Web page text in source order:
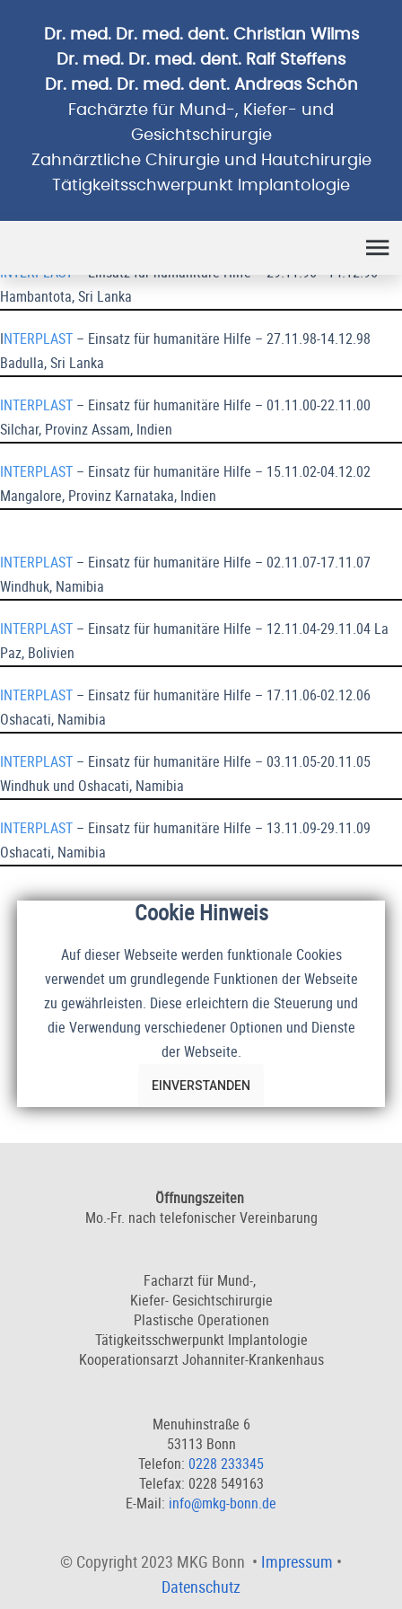
Dr. med. Dr. med. dent. Christian Wilms
Dr. med. Dr. med. dent. Ralf Steffens
Dr. med. Dr. med. dent. Andreas Schön
Fachärzte für Mund-, Kiefer- und
Gesichtschirurgie
Zahnärztliche Chirurgie und Hautchirurgie
Tätigkeitsschwerpunkt Implantologie
INTERPLAST
– Einsatz für humanitäre Hilfe – 29.11.96 - 14.12.96
Hambantota, Sri Lanka
INTERPLAST – Einsatz für humanitäre Hilfe – 27.11.98-14.12.98
Badulla, Sri Lanka
INTERPLAST – Einsatz für humanitäre Hilfe – 01.11.00-22.11.00
Silchar, Provinz Assam, Indien
INTERPLAST – Einsatz für humanitäre Hilfe – 15.11.02-04.12.02
Mangalore, Provinz Karnataka, Indien
INTERPLAST – Einsatz für humanitäre Hilfe – 02.11.07-17.11.07
Windhuk, Namibia
INTERPLAST – Einsatz für humanitäre Hilfe – 12.11.04-29.11.04 La
Paz, Bolivien
INTERPLAST – Einsatz für humanitäre Hilfe – 17.11.06-02.12.06
Oshacati, Namibia
INTERPLAST – Einsatz für humanitäre Hilfe – 03.11.05-20.11.05
Windhuk und Oshacati, Namibia
INTERPLAST – Einsatz für humanitäre Hilfe – 13.11.09-29.11.09
Oshacati, Namibia
Cookie Hinweis
Auf dieser Webseite werden funktionale Cookies
verwendet um grundlegende Funktionen der Webseite
zu gewährleisten. Diese erleichtern die Steuerung und
die Verwendung verschiedener Optionen und Dienste
der Webseite.
EINVERSTANDEN
Öffnungszeiten
Mo.-Fr. nach telefonischer Vereinbarung
Facharzt für Mund-,
Kiefer- Gesichtschirurgie
Plastische Operationen
Tätigkeitsschwerpunkt Implantologie
Kooperationsarzt Johanniter-Krankenhaus
Menuhinstraße 6
53113 Bonn
Telefon: 0228 233345
Telefax: 0228 549163
E-Mail: info@mkg-bonn.de
© Copyright 2023 MKG Bonn • Impressum •
Datenschutz